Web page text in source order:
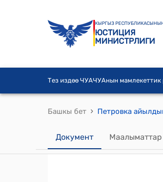
КЫРГЫЗ
ЮСТИЦИЯ
МИНИСТРЛИГИ
Тез издөө ЧУАЧУАнын мамлекеттик
Башкы бет ›
Документ Маалыматтар